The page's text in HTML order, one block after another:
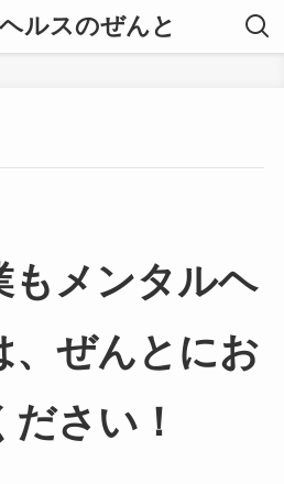
ルスのぜんと
もメンタルヘ
、ぜんとにお
さい！